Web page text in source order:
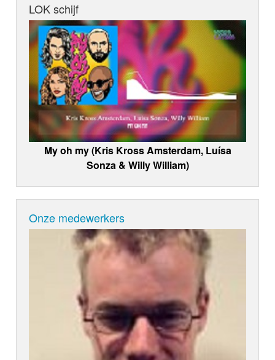
LOK schijf
My oh my (Kris Kross Amsterdam, Luísa
Sonza & Willy William)
Onze medewerkers